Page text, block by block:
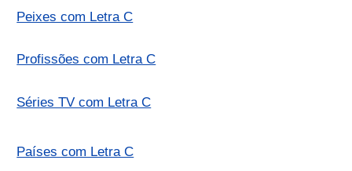
Peixes com Letra C
Profissões com Letra C
Séries TV com Letra C
Países com Letra C